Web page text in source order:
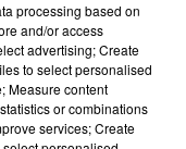
Voir plus
processing based on
and/or access
advertising; Create
to select personalised
Measure content
or combinations
services; Create